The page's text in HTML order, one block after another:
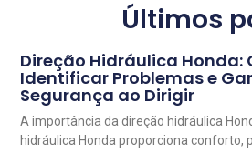
Últimos
Direção Hidráulica Honda:
Identificar Problemas e
Segurança ao Dirigir
A importância da direção hidráulica
hidráulica Honda proporciona conforto,